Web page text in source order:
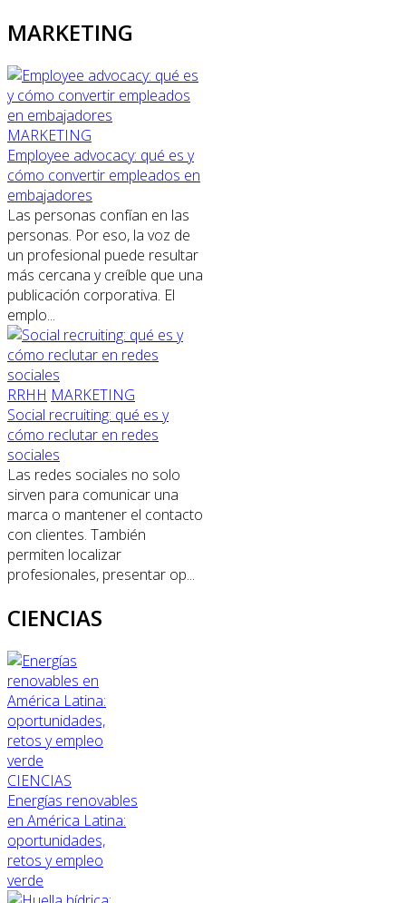
MARKETING
MARKETING
Employee advocacy: qué es y
cómo convertir empleados en
embajadores
Las personas confían en las
personas. Por eso, la voz de
un profesional puede resultar
más cercana y creíble que una
publicación corporativa. El
emplo...
RRHH MARKETING
Social recruiting: qué es y
cómo reclutar en redes
sociales
Las redes sociales no solo
sirven para comunicar una
marca o mantener el contacto
con clientes. También
permiten localizar
profesionales, presentar op...
CIENCIAS
CIENCIAS
Energías renovables
en América Latina:
oportunidades,
retos y empleo
verde